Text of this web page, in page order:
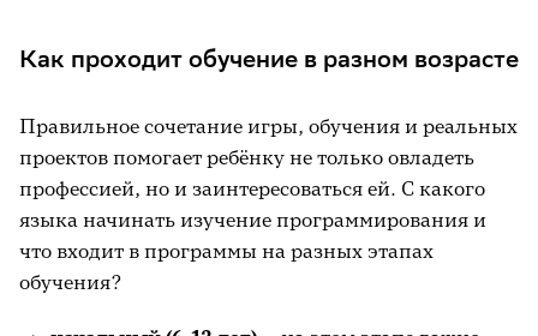
Как проходит обучение в разном возрасте
Правильное сочетание игры, обучения и реальных
проектов помогает ребёнку не только овладеть
профессией, но и заинтересоваться ей. С какого
языка начинать изучение программирования и
что входит в программы на разных этапах
обучения?